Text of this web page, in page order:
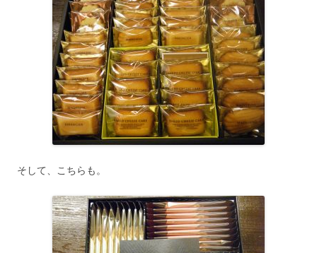
そして、こちらも。